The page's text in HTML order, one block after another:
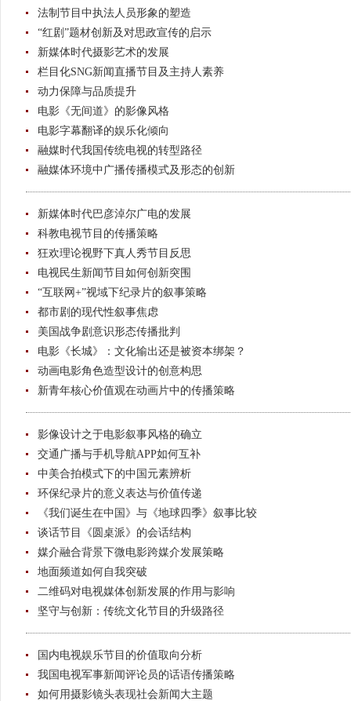
法制节目中执法人员形象的塑造
“红剧”题材创新及对思政宣传的启示
新媒体时代摄影艺术的发展
栏目化SNG新闻直播节目及主持人素养
动力保障与品质提升
电影《无间道》的影像风格
电影字幕翻译的娱乐化倾向
融媒时代我国传统电视的转型路径
融媒体环境中广播传播模式及形态的创新
新媒体时代巴彦淖尔广电的发展
科教电视节目的传播策略
狂欢理论视野下真人秀节目反思
电视民生新闻节目如何创新突围
“互联网+”视域下纪录片的叙事策略
都市剧的现代性叙事焦虑
美国战争剧意识形态传播批判
电影《长城》：文化输出还是被资本绑架？
动画电影角色造型设计的创意构思
新青年核心价值观在动画片中的传播策略
影像设计之于电影叙事风格的确立
交通广播与手机导航APP如何互补
中美合拍模式下的中国元素辨析
环保纪录片的意义表达与价值传递
《我们诞生在中国》与《地球四季》叙事比较
谈话节目《圆桌派》的会话结构
媒介融合背景下微电影跨媒介发展策略
地面频道如何自我突破
二维码对电视媒体创新发展的作用与影响
坚守与创新：传统文化节目的升级路径
国内电视娱乐节目的价值取向分析
我国电视军事新闻评论员的话语传播策略
如何用摄影镜头表现社会新闻大主题